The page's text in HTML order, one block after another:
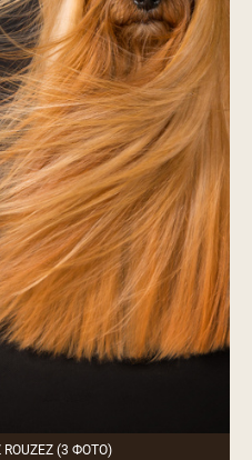
ROUZEZ (3 ФОТО)